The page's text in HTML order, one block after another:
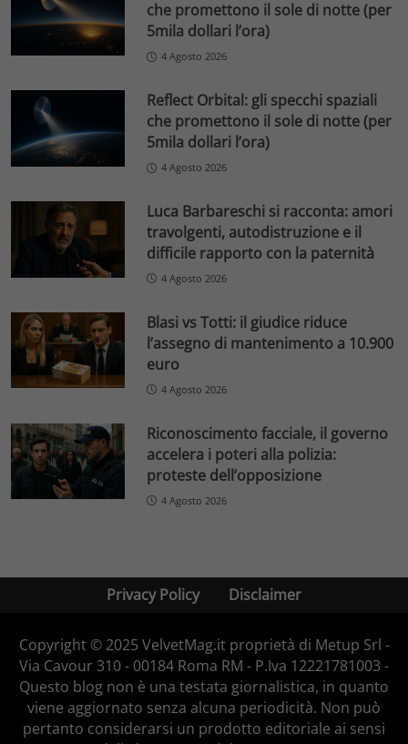
che promettono il sole di notte (per
5mila dollari l’ora)
4 Agosto 2026
Reflect Orbital: gli specchi spaziali
che promettono il sole di notte (per
5mila dollari l’ora)
4 Agosto 2026
Luca Barbareschi si racconta: amori
travolgenti, autodistruzione e il
difficile rapporto con la paternità
4 Agosto 2026
Blasi vs Totti: il giudice riduce
l’assegno di mantenimento a 10.900
euro
4 Agosto 2026
Riconoscimento facciale, il governo
accelera i poteri alla polizia:
proteste dell’opposizione
4 Agosto 2026
Privacy Policy Disclaimer
Copyright © 2025 VelvetMag.it proprietà di Metup Srl -
Via Cavour 310 - 00184 Roma RM - P.Iva 12221781003 -
Questo blog non è una testata giornalistica, in quanto
viene aggiornato senza alcuna periodicità. Non può
pertanto considerarsi un prodotto editoriale ai sensi